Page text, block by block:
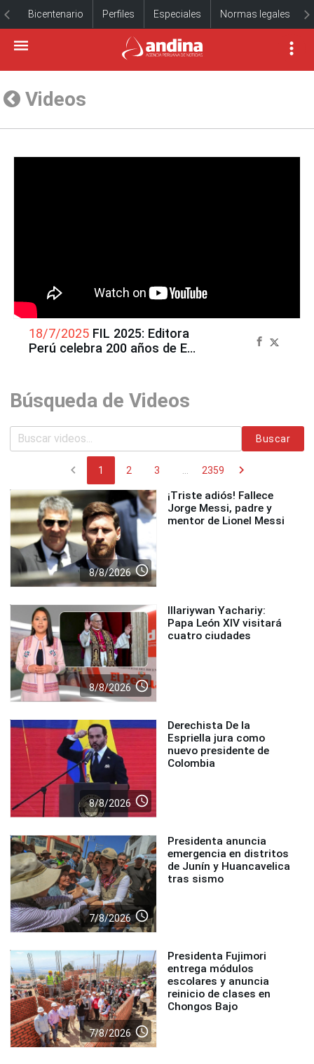
Bicentenario Perfiles Especiales Normas legales
Videos
18/7/2025 FIL 2025: Editora
Perú celebra 200 años de El
Búsqueda de Videos
Buscar
chevron_left 1 2 3 2359 chevron_right
8/8/2026 access_time
¡Triste adiós! Fallece
Jorge Messi, padre y
mentor de Lionel Messi
8/8/2026 access_time
Illariywan Yachariy:
Papa León XIV visitará
cuatro ciudades
8/8/2026 access_time
Derechista De la
Espriella jura como
nuevo presidente de
Colombia
7/8/2026 access_time
Presidenta anuncia
emergencia en distritos
de Junín y Huancavelica
tras sismo
7/8/2026 access_time
Presidenta Fujimori
entrega módulos
escolares y anuncia
reinicio de clases en
Chongos Bajo